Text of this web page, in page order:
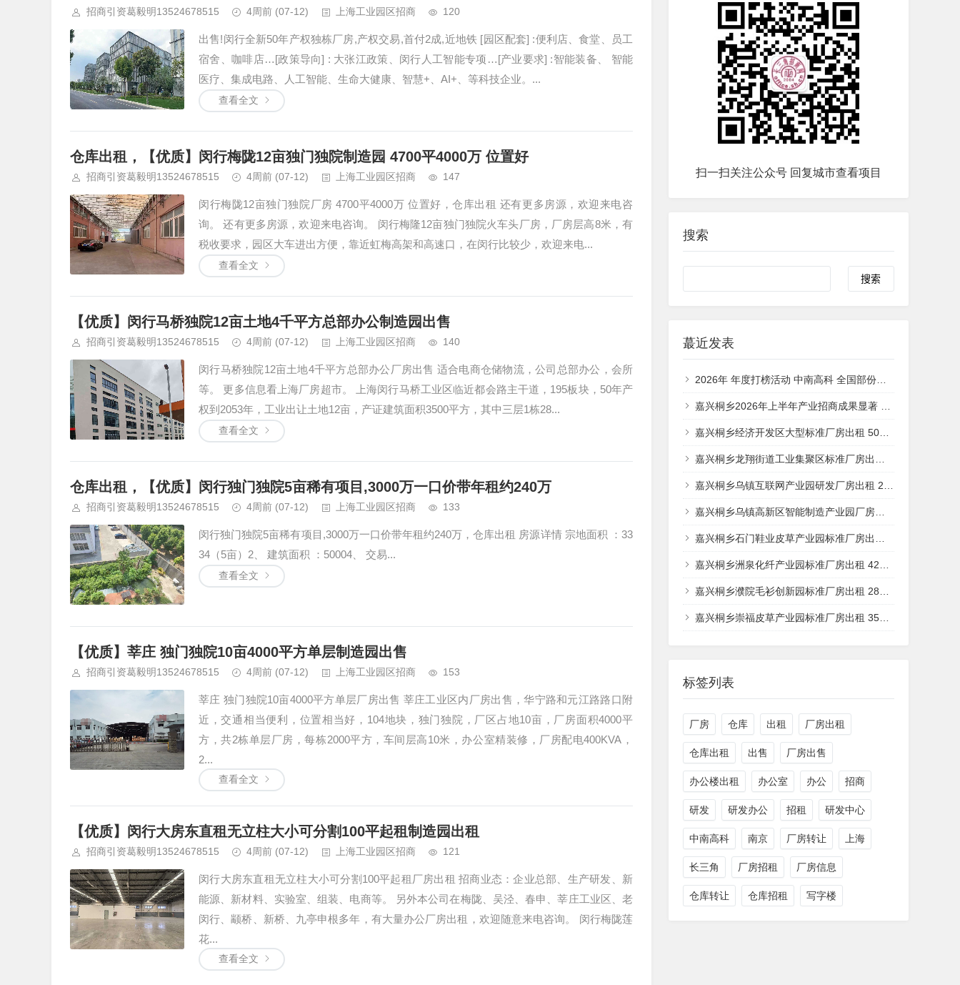
招商引资葛毅明13524678515 4周前 (07-12) 上海工业园区招商 120
出售!闵行全新50年产权独栋厂房,产权交易,首付2成,近地铁 [园区配套] :便利店、食堂、员工
宿舍、咖啡店…[政策导向] : 大张江政策、闵行人工智能专项…[产业要求] :智能装备、 智能
医疗、集成电路、人工智能、生命大健康、智慧+、AI+、等科技企业。...
查看全文
仓库出租，【优质】闵行梅陇12亩独门独院制造园 4700平4000万 位置好
招商引资葛毅明13524678515 4周前 (07-12) 上海工业园区招商 147
闵行梅陇12亩独门独院厂房 4700平4000万 位置好，仓库出租 还有更多房源，欢迎来电咨
询。 还有更多房源，欢迎来电咨询。 闵行梅隆12亩独门独院火车头厂房，厂房层高8米，有
税收要求，园区大车进出方便，靠近虹梅高架和高速口，在闵行比较少，欢迎来电...
查看全文
【优质】闵行马桥独院12亩土地4千平方总部办公制造园出售
招商引资葛毅明13524678515 4周前 (07-12) 上海工业园区招商 140
闵行马桥独院12亩土地4千平方总部办公厂房出售 适合电商仓储物流，公司总部办公，会所
等。 更多信息看上海厂房超市。 上海闵行马桥工业区临近都会路主干道，195板块，50年产
权到2053年，工业出让土地12亩，产证建筑面积3500平方，其中三层1栋28...
查看全文
仓库出租，【优质】闵行独门独院5亩稀有项目,3000万一口价带年租约240万
招商引资葛毅明13524678515 4周前 (07-12) 上海工业园区招商 133
闵行独门独院5亩稀有项目,3000万一口价带年租约240万，仓库出租 房源详情 宗地面积 ：33
34（5亩）2、 建筑面积 ：50004、 交易...
查看全文
【优质】莘庄 独门独院10亩4000平方单层制造园出售
招商引资葛毅明13524678515 4周前 (07-12) 上海工业园区招商 153
莘庄 独门独院10亩4000平方单层厂房出售 莘庄工业区内厂房出售，华宁路和元江路路口附
近，交通相当便利，位置相当好，104地块，独门独院，厂区占地10亩，厂房面积4000平
方，共2栋单层厂房，每栋2000平方，车间层高10米，办公室精装修，厂房配电400KVA，
2...
查看全文
【优质】闵行大房东直租无立柱大小可分割100平起租制造园出租
招商引资葛毅明13524678515 4周前 (07-12) 上海工业园区招商 121
闵行大房东直租无立柱大小可分割100平起租厂房出租 招商业态：企业总部、生产研发、新
能源、新材料、实验室、组装、电商等。 另外本公司在梅陇、吴泾、春申、莘庄工业区、老
闵行、颛桥、新桥、九亭申根多年，有大量办公厂房出租，欢迎随意来电咨询。 闵行梅陇莲
花...
查看全文
扫一扫关注公众号 回复城市查看项目
搜索
蕞近发表
2026年 年度打榜活动 中南高科 全国部份产业园项目 签约享特价 【一年一度的大促销来了】
嘉兴桐乡2026年上半年产业招商成果显著 新引进优质项目助推高质量发展（面积实）
嘉兴桐乡经济开发区大型标准厂房出租 5000平层高10米配电800KVA（面积实）
嘉兴桐乡龙翔街道工业集聚区标准厂房出租 3100平层高7米配电齐全（面积实）
嘉兴桐乡乌镇互联网产业园研发厂房出租 2400平层高6米精装修（面积实）
嘉兴桐乡乌镇高新区智能制造产业园厂房出租 4600平层高10米（面积实）
嘉兴桐乡石门鞋业皮草产业园标准厂房出租 3600平层高8米可办环评（面积实）
嘉兴桐乡洲泉化纤产业园标准厂房出租 4200平层高9米配电500KVA（面积实）
嘉兴桐乡濮院毛衫创新园标准厂房出租 2800平层高7米配套齐全（面积实）
嘉兴桐乡崇福皮草产业园标准厂房出租 3500平层高8米配货梯宿舍（面积实）
标签列表
厂房 仓库 出租 厂房出租
仓库出租 出售 厂房出售
办公楼出租 办公室 办公 招商
研发 研发办公 招租 研发中心
中南高科 南京 厂房转让 上海
长三角 厂房招租 厂房信息
仓库转让 仓库招租 写字楼